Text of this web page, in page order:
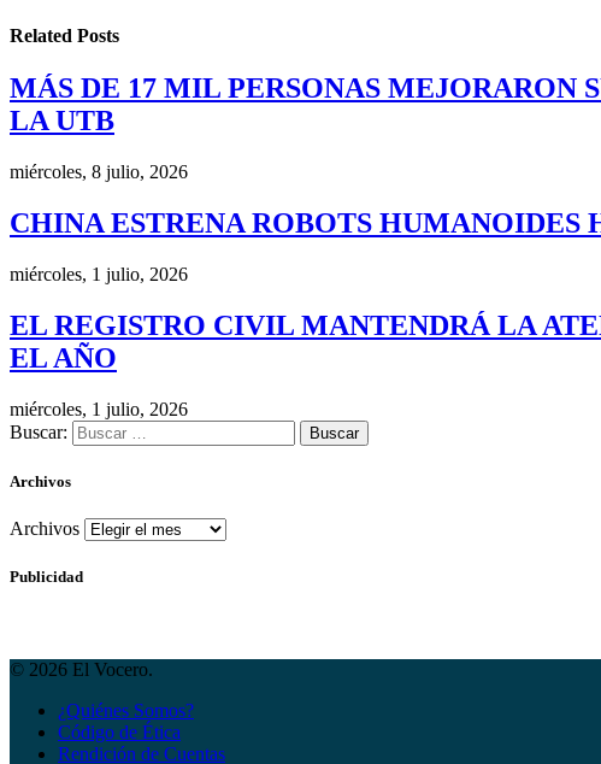
Related Posts
MÁS DE 17 MIL PERSONAS MEJORARON
LA UTB
miércoles, 8 julio, 2026
CHINA ESTRENA ROBOTS HUMANOIDES
miércoles, 1 julio, 2026
EL REGISTRO CIVIL MANTENDRÁ LA
EL AÑO
miércoles, 1 julio, 2026
Buscar:
Archivos
Archivos
Publicidad
© 2026 El Vocero.
¿Quiénes Somos?
Código de Ética
Rendición de Cuentas